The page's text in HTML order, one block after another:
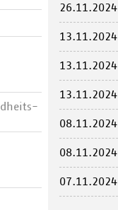
26.11.2024
13.11.2024
13.11.2024
13.11.2024
08.11.2024
08.11.2024
07.11.2024